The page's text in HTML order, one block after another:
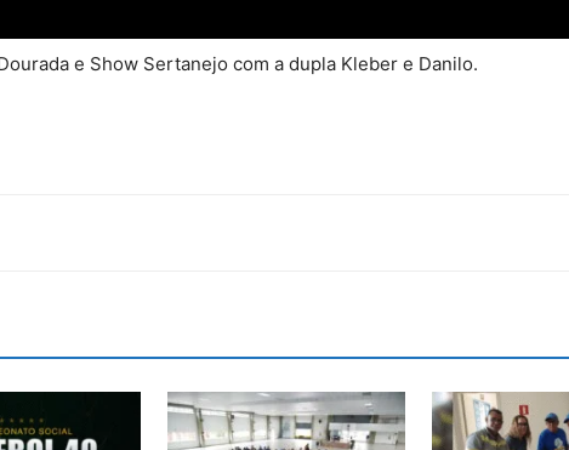
e Show Sertanejo com a dupla Kleber e Danilo.